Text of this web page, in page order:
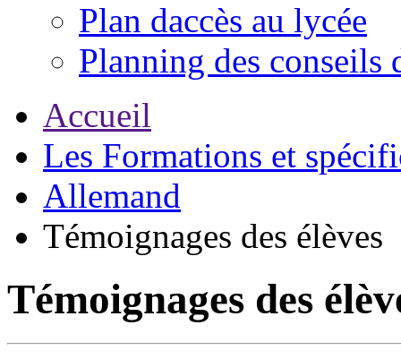
Plan daccès au lycée
Planning des conseils
Accueil
Les Formations et
Allemand
Témoignages des élèves
Témoignages des